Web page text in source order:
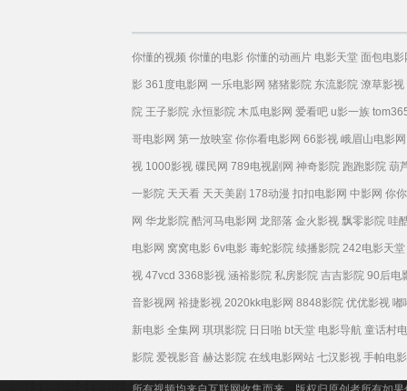
你懂的视频 你懂的电影 你懂的动画片 电影天堂 面包电影
影 361度电影网 一乐电影网 猪猪影院 东流影院 潦草影视
院 王子影院 永恒影院 木瓜电影网 爱看吧 u影一族
哥电影网 第一放映室 你你看电影网 66影视 峨眉山电影网
视 1000影视 碟民网 789电视剧网 神奇影院 跑跑影院 葫
一影院 天天看 天天美剧 178动漫 扣扣电影网 中影网 你
网 华龙影院 酷河马电影网 龙部落 金火影视 飘零影院 哇
电影网 窝窝电影 6v电影 毒蛇影院 续播影院 242电影天堂
视 47vcd 3368影视 涵裕影院 私房影院 吉吉影院 90后电
音影视网 裕捷影视 2020kk电影网 8848影院 优优影视 嘟
新电影 全集网 琪琪影院 日日啪 bt天堂 电影导航 童话村
影院 爱视影音 赫达影院 在线电影网站 七汉影视 手帕电